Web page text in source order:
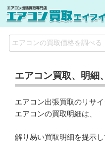
エアコン買取、明細
エアコン出張買取のリサ
エアコンの買取明細は、
解り易い買取明細を提示し